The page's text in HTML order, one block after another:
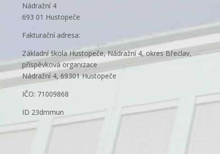
Nádražní 4
693 01 Hustopeče
Fakturační adresa:
Základní škola Hustopeče, Nádražní 4, okres Břeclav,
příspěvková organizace
Nádražní 4, 69301 Hustopeče
IČO: 71009868
ID 23dmmun